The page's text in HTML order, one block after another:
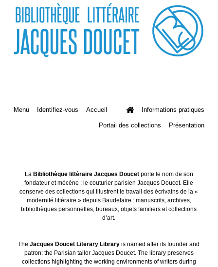
Menu Identifiez-vous Accueil Informations pratiques
Portail des collections Présentation
La Bibliothèque littéraire Jacques Doucetporte le nom de son
fondateur et mécène : le couturier parisien Jacques Doucet. Elle
conserve des collections qui illustrent le travail des écrivains de la «
modernité littéraire » depuis Baudelaire : manuscrits, archives,
bibliothèques personnelles, bureaux, objets familiers et collections
d’art.
TheJacques Doucet Literary Library is named after its founder and
patron: the Parisian tailor Jacques Doucet. The library preserves
collections highlighting the working environments of writers during